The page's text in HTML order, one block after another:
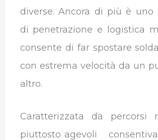
diverse. Ancora di più è uno
di penetrazione e logistica
consente di far spostare
con estrema velocità da un
altro.
Caratterizzata da percorsi
piuttosto agevoli